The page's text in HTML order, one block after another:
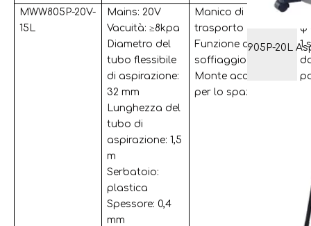
MWW805P-20V-
15L
Mains: 20V
Vacuità: ≥8kpa
Diametro del
tubo flessibile
di aspirazione:
32 mm
Lunghezza del
tubo di
aspirazione: 1,5
m
Serbatoio:
plastica
Spessore: 0,4
mm
Manico di
trasporto
Funzione di
soffiaggio
Monte accessori
per lo spazio
φ
1